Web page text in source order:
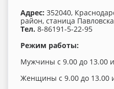
Адрес: 352040,
район, станица
Тел. 8-86191-5-22-95
Режим работы:
Мужчины с 9.00 до 13.00
Женщины с 9.00 до 13.00